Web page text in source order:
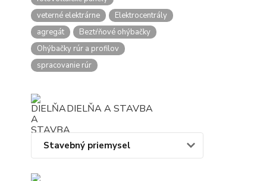
veterné elektrárne
Elektrocentrály
agregát
Beztŕňové ohýbačky
Ohýbačky rúr a profilov
spracovanie rúr
DIELŇA A STAVBA
Stavebný priemysel